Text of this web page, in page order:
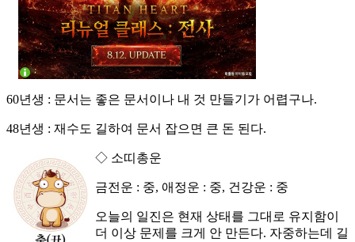
60년생 : 문서는 좋은 문서이나 내 것 만들기가 어렵구나.
48년생 : 재수도 길하여 문서 잡으면 큰 돈 된다.
◇ 소띠총운
금전운 : 중, 애정운 : 중, 건강운 : 중
오늘의 일진은 현재 상태를 그대로 유지함이
더 이상 문제를 크게 안 만든다. 자중하는데 길